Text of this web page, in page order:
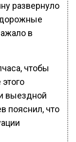
развернуло
дорожные
в
чтобы
выездной
пояснил, что